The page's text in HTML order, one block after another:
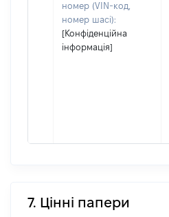
номер (VIN-код,
номер шасі):
[Конфіденційна
інформація]
7. Цінні папери